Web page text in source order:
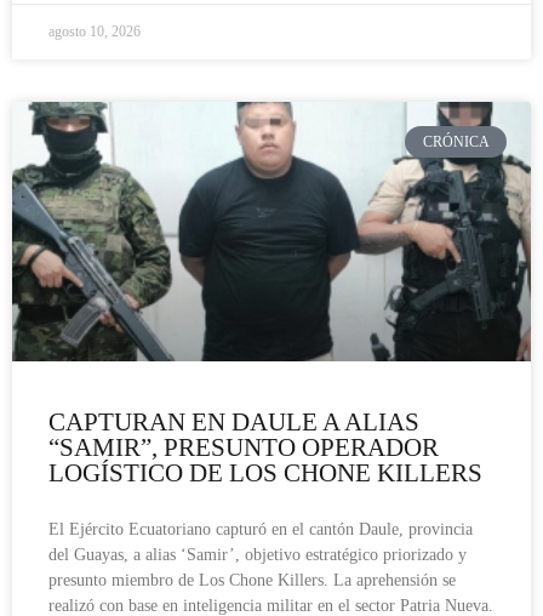
agosto 10, 2026
CRÓNICA
CAPTURAN EN DAULE A ALIAS
“SAMIR”, PRESUNTO OPERADOR
LOGÍSTICO DE LOS CHONE KILLERS
El Ejército Ecuatoriano capturó en el cantón Daule, provincia
del Guayas, a alias ‘Samir’, objetivo estratégico priorizado y
presunto miembro de Los Chone Killers. La aprehensión se
realizó con base en inteligencia militar en el sector Patria Nueva.